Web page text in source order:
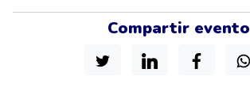
Compartir evento